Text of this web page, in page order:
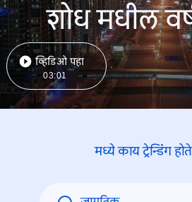
शोध मधील
व्हिडिओ पहा
03:01
मध्ये काय ट्रेन्डिंंग